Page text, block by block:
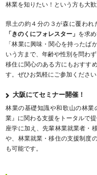
林業を知りたい！という方も大歓
県土の約４分の３が森に覆わ
「きのくにフォレスター」 を求め
「林業に興味・関心を持ったば
いう方まで、年齢や性別を問わ
移住に関心のある方にもおすす
す。ぜひお気軽にご参加ください
大阪にてセミナー開催！
林業の基礎知識や和歌山の林
業』に関わる支援をトータルで提
座学に加え、先輩林業就業者・
や、林業就業・移住の支援制度
も可能です。